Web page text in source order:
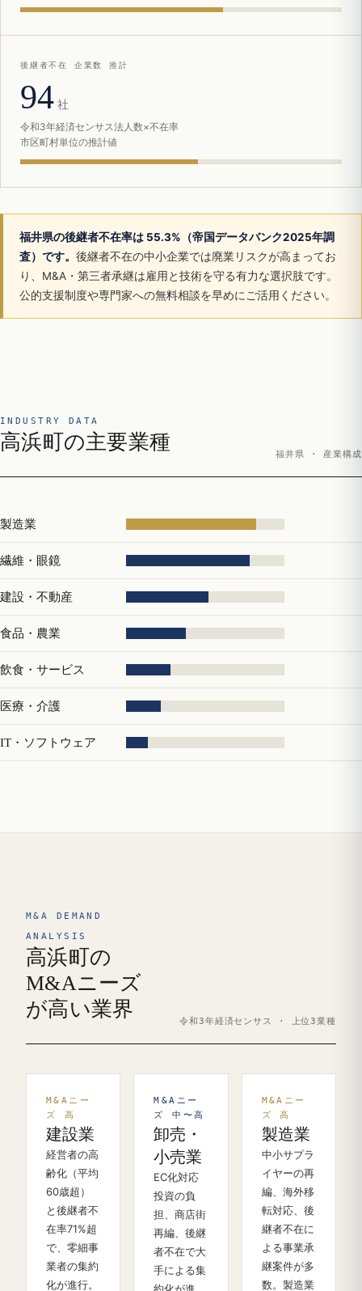
後継者不在 企業数 推計
94 社
令和3年経済センサス法人数×不在率
市区町村単位の推計値
福井県の後継者不在率は 55.3%（帝国データバンク2025年調
査）です。 後継者不在の中小企業では廃業リスクが高まってお
り、M&A・第三者承継は雇用と技術を守る有力な選択肢です。
公的支援制度や専門家への無料相談を早めにご活用ください。
INDUSTRY DATA
高浜町の主要業種
福井県 · 産業構成
製造業
繊維・眼鏡
建設・不動産
食品・農業
飲食・サービス
医療・介護
IT・ソフトウェア
M&A DEMAND
ANALYSIS
高浜町の
M&Aニーズ
が高い業界
令和3年経済センサス · 上位3業種
M&Aニー
ズ 高
建設業
経営者の高
齢化（平均
60歳超）
と後継者不
在率71%超
で、零細事
業者の集約
化が進行。
M&Aニー
ズ 中〜高
卸売・
小売業
EC化対応
投資の負
担、商店街
再編、後継
者不在で大
手による集
M&Aニー
ズ 高
製造業
中小サプラ
イヤーの再
編、海外移
転対応、後
継者不在に
よる事業承
継案件が多
数。製造業